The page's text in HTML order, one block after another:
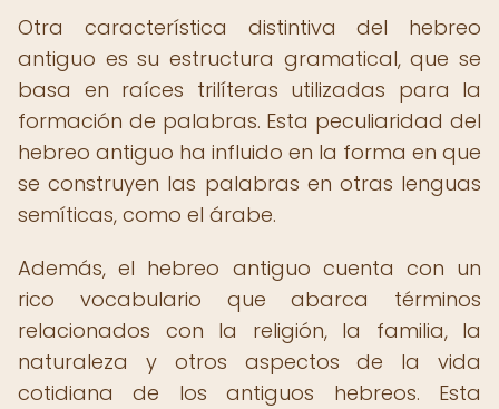
Otra característica distintiva del hebreo
antiguo es su estructura gramatical, que se
basa en raíces trilíteras utilizadas para la
formación de palabras. Esta peculiaridad del
hebreo antiguo ha influido en la forma en que
se construyen las palabras en otras lenguas
semíticas, como el árabe.
Además, el hebreo antiguo cuenta con un
rico vocabulario que abarca términos
relacionados con la religión, la familia, la
naturaleza y otros aspectos de la vida
cotidiana de los antiguos hebreos. Esta